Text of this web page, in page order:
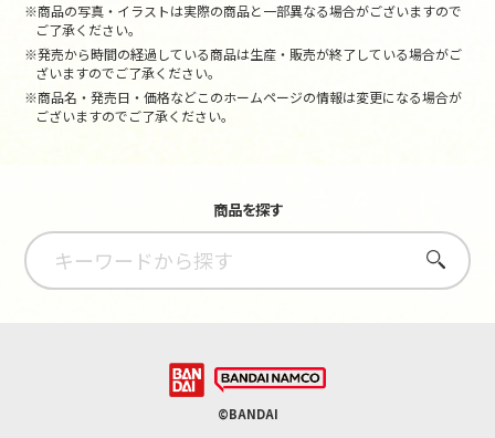
※商品の写真・イラストは実際の商品と一部異なる場合がございますので
ご了承ください。
※発売から時間の経過している商品は生産・販売が終了している場合がご
ざいますのでご了承ください。
※商品名・発売日・価格などこのホームページの情報は変更になる場合が
ございますのでご了承ください。
商品を探す
さがす
©BANDAI